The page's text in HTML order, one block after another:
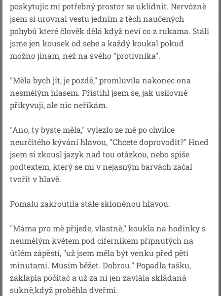
poskytujíc mi potřebný prostor se uklidnit. Nervózně
jsem si urovnal vestu jedním z těch naučených
pohybů které člověk dělá když neví co z rukama. Stáli
jsme jen kousek od sebe a každý koukal pokud
možno jinam, než na svého "protivníka".
"Měla bych jít, je pozdě," promluvila nakonec ona
nesmělým hlasem. Přistihl jsem se, jak usilovně
přikyvuji, ale nic neříkám.
"Ano, ty byste měla," vylezlo ze mě po chvilce
neurčitého kývání hlavou, "Chcete doprovodit?" Hned
jsem si zkousl jazyk nad tou otázkou, nebo spíše
podtextem, který se mi v nejasným barvách začal
tvořit v hlavě.
Pomalu zakroutila stále skloněnou hlavou.
"Máma pro mě přijede, vlastně," koukla na hodinky s
neumělým květem pod ciferníkem připnutých na
útlém zápěstí, "už jsem měla být venku před pěti
minutami. Musím běžet. Dobrou." Popadla tašku,
zaklapla počítač a už za ní jen zavlála skládaná
sukně,když proběhla dveřmi.